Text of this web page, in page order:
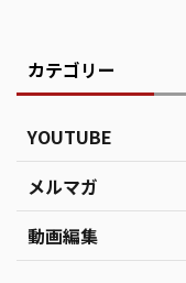
カテゴリー
YOUTUBE
メルマガ
動画編集